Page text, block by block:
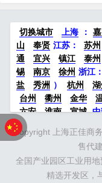
城，
站，
切换城市 上海 ：
山
奉贤 江苏： 苏州
通
宜兴 镇江 泰州
锡
南京 徐州 浙江：
盐
秀洲 ） 杭州 湖
台州
衢州 金华
六安
淮南 宣城 中
昌
鲁：
北京 天津 廊
涿州
绵阳
石家庄 沧州
珠三角： 广州 东莞
Copyright 上海正佳商
售代
全国产业园区工业用
精选开发区，